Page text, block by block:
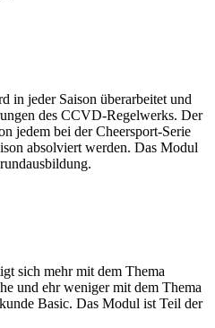
in jeder Saison überarbeitet und
des CCVD-Regelwerks. Der
jedem bei der Cheersport-Serie
absolviert werden. Das Modul
sich mehr mit dem Thema
und ehr weniger mit dem Thema
Basic. Das Modul ist Teil der